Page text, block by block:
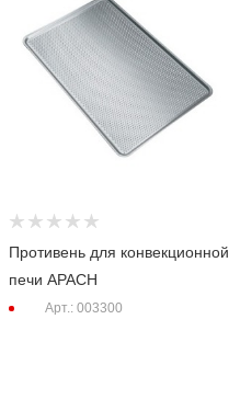
Противень для конвекционной
печи APACH
Арт.: 003300